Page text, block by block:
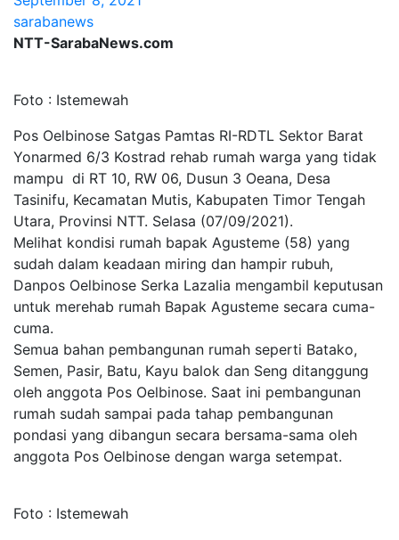
sarabanews
NTT-SarabaNews.com
Foto : Istemewah
Pos Oelbinose Satgas Pamtas RI-RDTL Sektor Barat
Yonarmed 6/3 Kostrad rehab rumah warga yang tidak
mampu di RT 10, RW 06, Dusun 3 Oeana, Desa
Tasinifu, Kecamatan Mutis, Kabupaten Timor Tengah
Utara, Provinsi NTT. Selasa (07/09/2021).
Melihat kondisi rumah bapak Agusteme (58) yang
sudah dalam keadaan miring dan hampir rubuh,
Danpos Oelbinose Serka Lazalia mengambil keputusan
untuk merehab rumah Bapak Agusteme secara cuma-
cuma.
Semua bahan pembangunan rumah seperti Batako,
Semen, Pasir, Batu, Kayu balok dan Seng ditanggung
oleh anggota Pos Oelbinose. Saat ini pembangunan
rumah sudah sampai pada tahap pembangunan
pondasi yang dibangun secara bersama-sama oleh
anggota Pos Oelbinose dengan warga setempat.
Foto : Istemewah